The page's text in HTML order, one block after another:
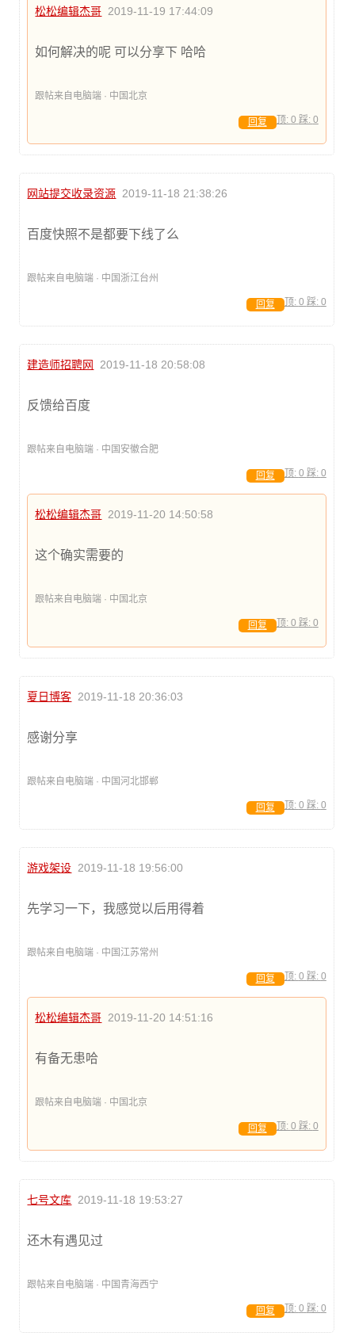
松松编辑杰哥 2019-11-19 17:44:09
如何解决的呢 可以分享下 哈哈
跟帖来自电脑端 · 中国北京
顶: 0 踩: 0
回复
网站提交收录资源 2019-11-18 21:38:26
百度快照不是都要下线了么
跟帖来自电脑端 · 中国浙江台州
顶: 0 踩: 0
回复
建造师招聘网 2019-11-18 20:58:08
反馈给百度
跟帖来自电脑端 · 中国安徽合肥
顶: 0 踩: 0
回复
松松编辑杰哥 2019-11-20 14:50:58
这个确实需要的
跟帖来自电脑端 · 中国北京
顶: 0 踩: 0
回复
夏日博客 2019-11-18 20:36:03
感谢分享
跟帖来自电脑端 · 中国河北邯郸
顶: 0 踩: 0
回复
游戏架设 2019-11-18 19:56:00
先学习一下，我感觉以后用得着
跟帖来自电脑端 · 中国江苏常州
顶: 0 踩: 0
回复
松松编辑杰哥 2019-11-20 14:51:16
有备无患哈
跟帖来自电脑端 · 中国北京
顶: 0 踩: 0
回复
七号文库 2019-11-18 19:53:27
还木有遇见过
跟帖来自电脑端 · 中国青海西宁
顶: 0 踩: 0
回复